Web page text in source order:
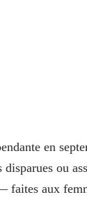
en
ou
aux